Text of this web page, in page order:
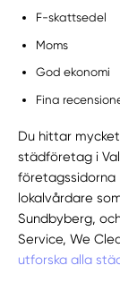
F-skattsedel
Moms
God ekonomi
Fina
Du hittar
städföretag i
företagssidorna
lokalvårdare
Sundbyberg,
Service, We
utforska alla